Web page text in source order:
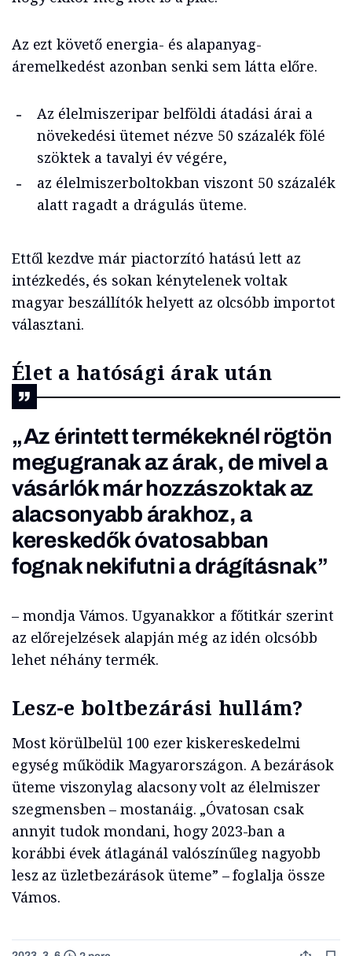
Az ezt követő energia- és alapanyag-
áremelkedést azonban senki sem látta előre.
Az élelmiszeripar belföldi átadási árai a
növekedési ütemet nézve 50 százalék fölé
szöktek a tavalyi év végére,
az élelmiszerboltokban viszont 50 százalék
alatt ragadt a drágulás üteme.
Ettől kezdve már piactorzító hatású lett az
intézkedés, és sokan kénytelenek voltak
magyar beszállítók helyett az olcsóbb importot
választani.
Élet a hatósági árak után
„Az érintett termékeknél rögtön
megugranak az árak, de mivel a
vásárlók már hozzászoktak az
alacsonyabb árakhoz, a
kereskedők óvatosabban
fognak nekifutni a drágításnak”
– mondja Vámos. Ugyanakkor a főtitkár szerint
az előrejelzések alapján még az idén olcsóbb
lehet néhány termék.
Lesz-e boltbezárási hullám?
Most körülbelül 100 ezer kiskereskedelmi
egység működik Magyarországon. A bezárások
üteme viszonylag alacsony volt az élelmiszer
szegmensben – mostanáig. „Óvatosan csak
annyit tudok mondani, hogy 2023-ban a
korábbi évek átlagánál valószínűleg nagyobb
lesz az üzletbezárások üteme” – foglalja össze
Vámos.